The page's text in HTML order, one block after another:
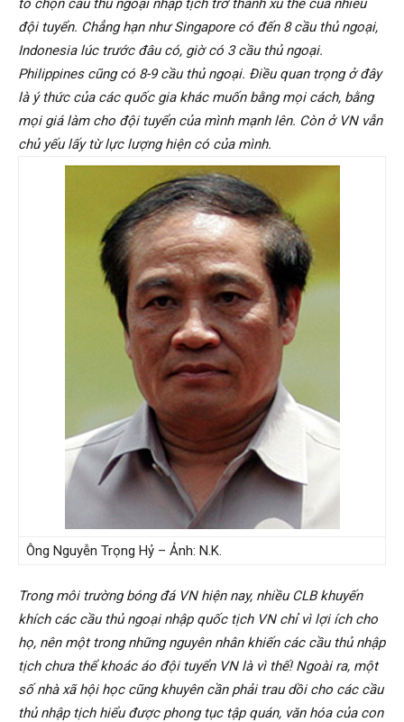
Phong,
thám
giss
tố chọn cầu thủ ngoại nhập tịch trở thành xu thế của nhiều
đội tuyển. Chẳng hạn như Singapore có đến 8 cầu thủ ngoại,
Indonesia lúc trước đâu có, giờ có 3 cầu thủ ngoại.
Philippines cũng có 8-9 cầu thủ ngoại. Điều quan trọng ở đây
là ý thức của các quốc gia khác muốn bằng mọi cách, bằng
mọi giá làm cho đội tuyển của mình mạnh lên. Còn ở VN vẫn
chủ yếu lấy từ lực lượng hiện có của mình.
Ông Nguyễn Trọng Hỷ – Ảnh: N.K.
Trong môi trường bóng đá VN hiện nay, nhiều CLB khuyến
khích các cầu thủ ngoại nhập quốc tịch VN chỉ vì lợi ích cho
họ, nên một trong những nguyên nhân khiến các cầu thủ nhập
tịch chưa thể khoác áo đội tuyển VN là vì thế! Ngoài ra, một
số nhà xã hội học cũng khuyên cần phải trau dồi cho các cầu
thủ nhập tịch hiểu được phong tục tập quán, văn hóa của con